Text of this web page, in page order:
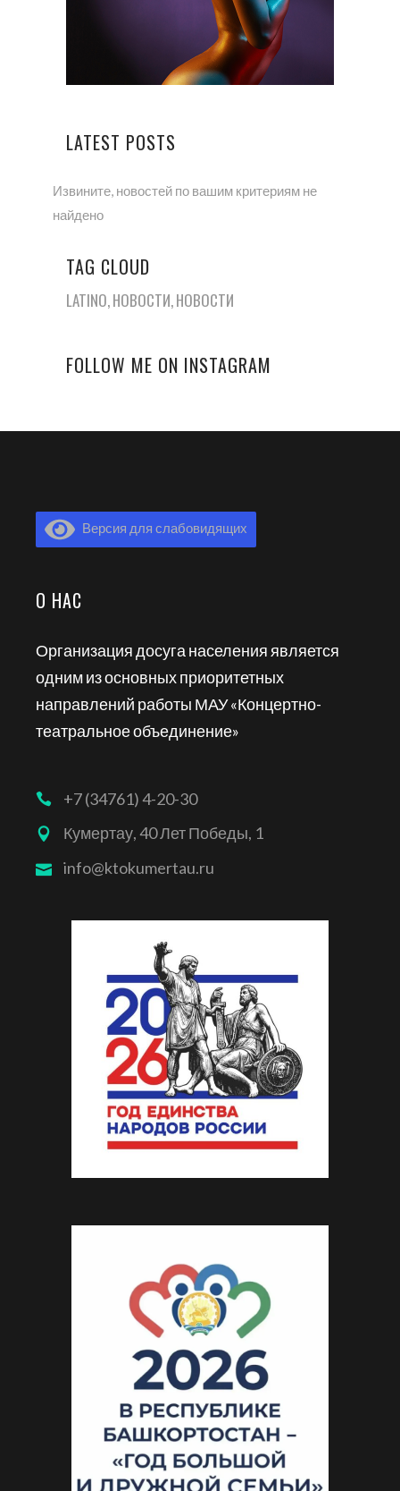
LATEST POSTS
Извините, новостей по вашим критериям не
найдено
TAG CLOUD
LATINO НОВОСТИ НОВОСТИ
FOLLOW ME ON INSTAGRAM
Версия для слабовидящих
О НАС
Организация досуга населения является
одним из основных приоритетных
направлений работы МАУ «Концертно-
театральное объединение»
+7 (34761) 4-20-30
Кумертау, 40 Лет Победы, 1
info@ktokumertau.ru